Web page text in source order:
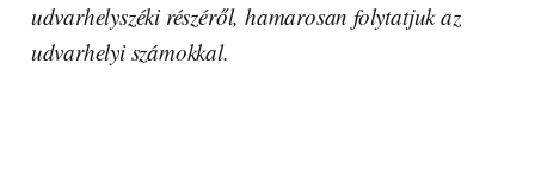
udvarhelyszéki részéről, hamarosan folytatjuk az
udvarhelyi számokkal.